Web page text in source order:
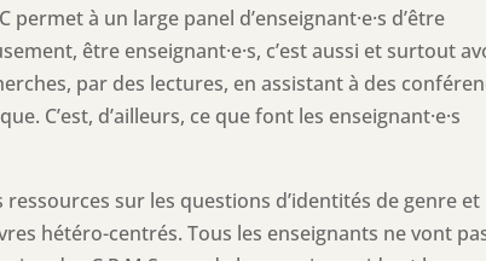
à un large panel d’enseignant·e·s d’être
être enseignant·e·s, c’est aussi et surtout
par des lectures, en assistant à des
C’est, d’ailleurs, ce que font les enseignant·e·s
sur les questions d’identités de genre et
hétéro-centrés. Tous les enseignants ne vont